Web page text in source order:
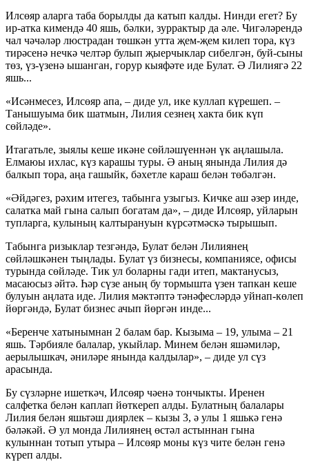
Илсөяр аларга таба борылды да катып калды. Нинди егет? Бу
ир-атка кимендә 40 яшь, бәлки, зуррактыр да әле. Чигәләрендә
чал чәчәләр люстрадан төшкән утта җем-җем килеп тора, күз
тирәсенә нечкә челтәр булып җыерчыклар сибелгән, буй-сыны
төз, үз-үзенә ышанган, горур кыяфәте иде Булат. Ә Лилиягә 22
яшь...
«Исәнмесез, Илсөяр апа, – диде ул, ике куллап күрешеп. –
Танышуыма бик шатмын, Лилия сезнең хакта бик күп
сөйләде».
Итагатьле, зыялы кеше икәне сөйләшүеннән үк аңлашыла.
Елмаюы ихлас, күз карашы туры. Ә аның янында Лилия дә
балкып тора, аңа гашыйк, бәхетле караш белән төбәлгән.
«Әйдәгез, рәхим итегез, табынга узыгыз. Кичке аш әзер инде,
салатка май гына салып богатам да», – диде Илсөяр, уйларын
тупларга, кулының калтырануын күрсәтмәскә тырышып.
Табынга ризыклар тезгәндә, Булат белән Лилиянең
сөйләшкәнен тыңлады. Булат үз бизнесы, компаниясе, офисы
турында сөйләде. Тик ул боларны гади итеп, мактанусыз,
масаюсыз әйтә. Һәр сүзе аның бу тормышта үзен тапкан кеше
булуын аңлата иде. Лилия мәктәптә тәнәфесләрдә уйнап-көлеп
йөргәндә, Булат бизнес ачып йөргән инде...
«Беренче хатынымнан 2 балам бар. Кызыма – 19, улыма – 21
яшь. Тәрбияле балалар, укыйлар. Минем белән яшәмиләр,
аерылышкач, әниләре янында калдылар», – диде ул сүз
арасында.
Бу сүзләрне ишеткәч, Илсөяр чәенә тончыкты. Иренен
салфетка белән каплап йөткереп алды. Булатның балалары
Лилия белән яшьтәш диярлек – кызы 3, ә улы 1 яшькә генә
бәләкәй. Ә ул монда Лилиянең өстәл астыннан гына
кулыннан тотып утыра – Илсөяр моны күз чите белән генә
күреп алды.